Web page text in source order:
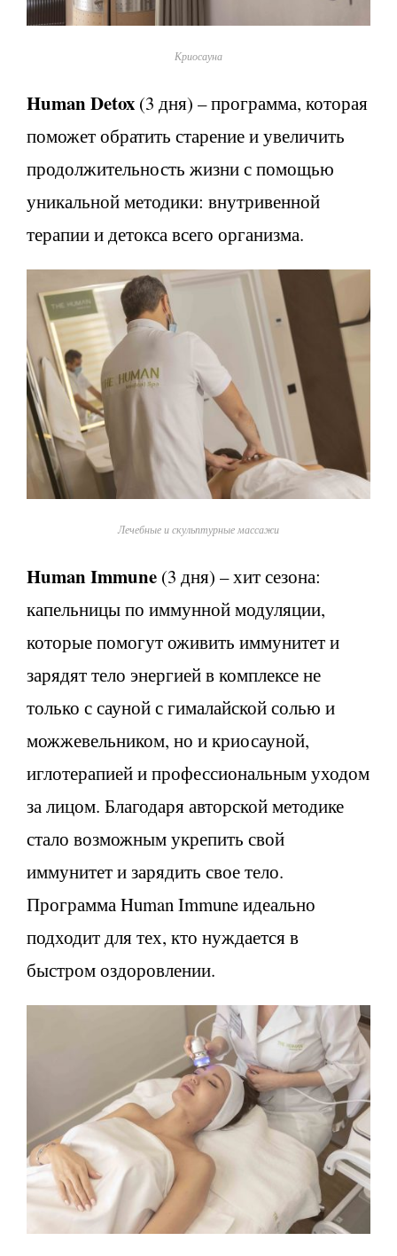
Криосауна
Human Detox (3 дня) – программа, которая
поможет обратить старение и увеличить
продолжительность жизни с помощью
уникальной методики: внутривенной
терапии и детокса всего организма.
Лечебные и скульптурные массажи
Human Immune (3 дня) – хит сезона:
капельницы по иммунной модуляции,
которые помогут оживить иммунитет и
зарядят тело энергией в комплексе не
только с сауной с гималайской солью и
можжевельником, но и криосауной,
иглотерапией и профессиональным уходом
за лицом. Благодаря авторской методике
стало возможным укрепить свой
иммунитет и зарядить свое тело.
Программа Human Immune идеально
подходит для тех, кто нуждается в
быстром оздоровлении.